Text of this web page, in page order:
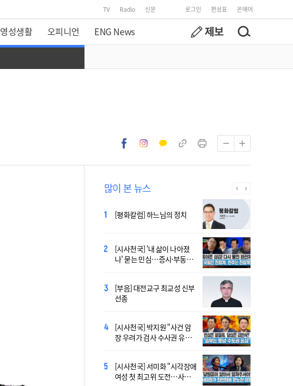
TV Radio 신문 로그인 편성표 온에어
영성생활 오피니언 ENG News
많이 본 뉴스
[평화칼럼] 하느님의 정치
[시사천국] '내 삶이 나아졌
나' 묻는 민심…증시·부동산
[부음] 대전교구 최교성 신부
선종
[시사천국] 박지원 "사건 암
장 우려가 검사 수사권 유지
[시사천국] 서미화 "시각장애
여성 첫 최고위 도전…사회
[시사천국] 알고 싶지 않은 폭
염의 진실…올해가 가장 시
[시사천국] 홍춘욱 "단일종목 레버리지 ETF는
없애는 게 맞다"
오늘 공개…한국인 곡 선정
제가 공개…희망의 선율 울
린다
발언 파장…"사석에서도 안
될 말"